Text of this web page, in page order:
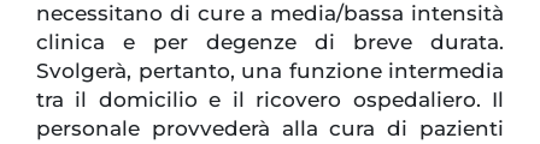
necessitano di cure a media/bassa intensità
clinica e per degenze di breve durata.
Svolgerà, pertanto, una funzione intermedia
tra il domicilio e il ricovero ospedaliero. Il
personale provvederà alla cura di pazienti